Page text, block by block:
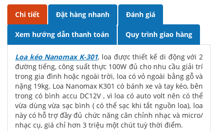
Chi tiết Đặt hàng nhanh Đánh giá
Xem hướng dẫn thanh toán Quy trình giao hàng
Loa kéo Nanomax K-301, loa được thiết kế di động với 2
đường tiếng, công suất thực 100W đủ cho nhu cầu giải trí
trong gia đình hoặc ngoài trời, loa có vỏ ngoài bằng gỗ và
nặng 19kg. Loa Nanomax K301 có bánh xe và tay kéo, bên
trong có bình accu DC12V , vì loa có auto volt nên có thể
vừa dùng vừa sạc bình ( có thể sạc khi tắt nguồn loa), loa
này có hỗ trợ đầy đủ chức năng cân chỉnh nhạc và micro/
nhạc cụ, giá chỉ hơn 3 triệu một chút tuỳ thời điểm.